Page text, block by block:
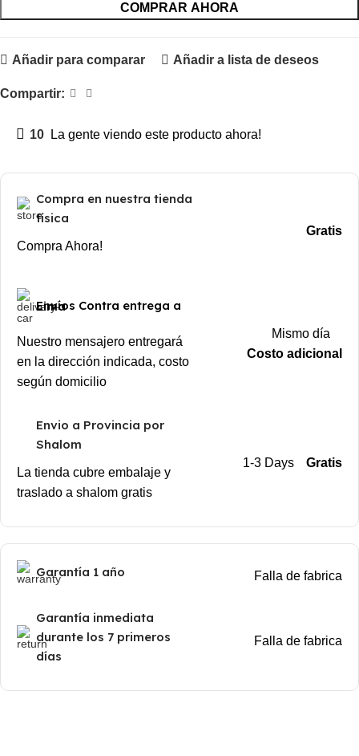
COMPRAR AHORA
Añadir para comparar Añadir a lista de deseos
Compartir:
10 La gente viendo este producto ahora!
Compra en nuestra tienda
física
Compra Ahora!
Gratis
Envíos Contra entrega a Lima
Nuestro mensajero entregará
en la dirección indicada, costo
según domicilio
Mismo día
Costo adicional
Envio a Provincia por
Shalom
La tienda cubre embalaje y
traslado a shalom gratis
1-3 Days Gratis
Garantía 1 año Falla de fabrica
Garantía inmediata
durante los 7 primeros
días
Falla de fabrica